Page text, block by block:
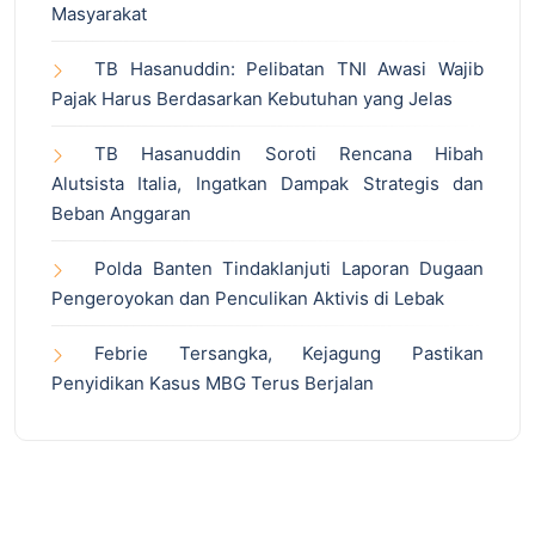
Masyarakat
TB Hasanuddin: Pelibatan TNI Awasi Wajib
Pajak Harus Berdasarkan Kebutuhan yang Jelas
TB Hasanuddin Soroti Rencana Hibah
Alutsista Italia, Ingatkan Dampak Strategis dan
Beban Anggaran
Polda Banten Tindaklanjuti Laporan Dugaan
Pengeroyokan dan Penculikan Aktivis di Lebak
Febrie Tersangka, Kejagung Pastikan
Penyidikan Kasus MBG Terus Berjalan